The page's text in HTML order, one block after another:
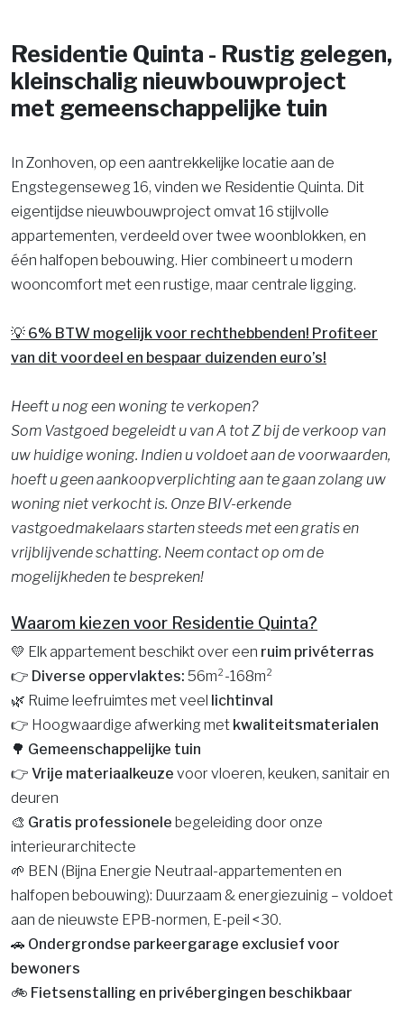
Residentie Quinta - Rustig gelegen,
kleinschalig nieuwbouwproject
met gemeenschappelijke tuin
In Zonhoven, op een aantrekkelijke locatie aan de
Engstegenseweg 16, vinden we Residentie Quinta. Dit
eigentijdse nieuwbouwproject omvat 16 stijlvolle
appartementen, verdeeld over twee woonblokken, en
één halfopen bebouwing. Hier combineert u modern
wooncomfort met een rustige, maar centrale ligging.
💡 6% BTW mogelijk voor rechthebbenden! Profiteer
van dit voordeel en bespaar duizenden euro’s!
Heeft u nog een woning te verkopen?
Som Vastgoed begeleidt u van A tot Z bij de verkoop van
uw huidige woning. Indien u voldoet aan de voorwaarden,
hoeft u geen aankoopverplichting aan te gaan zolang uw
woning niet verkocht is. Onze BIV-erkende
vastgoedmakelaars starten steeds met een gratis en
vrijblijvende schatting. Neem contact op om de
mogelijkheden te bespreken!
Waarom kiezen voor Residentie Quinta?
💛 Elk appartement beschikt over een ruim privéterras
👉 Diverse oppervlaktes: 56m²-168m²
🌿 Ruime leefruimtes met veel lichtinval
👉 Hoogwaardige afwerking met kwaliteitsmaterialen
🌳 Gemeenschappelijke tuin
👉 Vrije materiaalkeuze voor vloeren, keuken, sanitair en
deuren
🎨 Gratis professionele begeleiding door onze
interieurarchitecte
🌱 BEN (Bijna Energie Neutraal-appartementen en
halfopen bebouwing): Duurzaam & energiezuinig – voldoet
aan de nieuwste EPB-normen, E-peil <30.
🚗 Ondergrondse parkeergarage exclusief voor
bewoners
🚲 Fietsenstalling en privébergingen beschikbaar